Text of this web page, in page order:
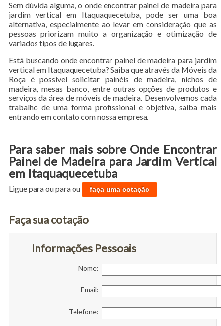
Sem dúvida alguma, o onde encontrar painel de madeira para
jardim vertical em Itaquaquecetuba, pode ser uma boa
alternativa, especialmente ao levar em consideração que as
pessoas priorizam muito a organização e otimização de
variados tipos de lugares.
Está buscando onde encontrar painel de madeira para jardim
vertical em Itaquaquecetuba? Saiba que através da Móveis da
Roça é possível solicitar painéis de madeira, nichos de
madeira, mesas banco, entre outras opções de produtos e
serviços da área de móveis de madeira. Desenvolvemos cada
trabalho de uma forma profissional e objetiva, saiba mais
entrando em contato com nossa empresa.
Para saber mais sobre Onde Encontrar
Painel de Madeira para Jardim Vertical
em Itaquaquecetuba
Ligue paraou paraou faça uma cotação
Faça sua cotação
Informações Pessoais
Nome:
Email:
Telefone: